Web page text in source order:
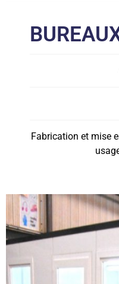
Fabrication et mise